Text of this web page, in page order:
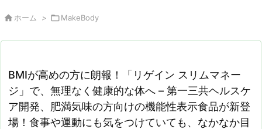
 ホーム > MakeBody
BMIが高めの方に朗報！「リゲイン スリムマネー
ジ」で、無理なく健康的な体へ – 第一三共ヘルスケ
ア開発、肥満気味の方向けの機能性表示食品が新登
場！食事や運動にも気をつけていても、なかなか目